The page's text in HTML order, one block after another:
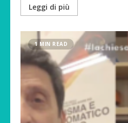
Leggi di più
1 MIN READ